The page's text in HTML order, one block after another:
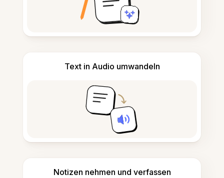
Text in Audio umwandeln
Notizen nehmen und verfassen